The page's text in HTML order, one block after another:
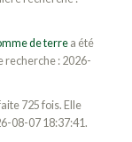
de terrea été
recherche : 2026-
725 fois. Elle
08-07 18:37:41.